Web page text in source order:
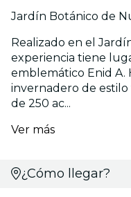
Jardín Botánico de
Realizado en el
experiencia tiene
emblemático Enid
invernadero de
de 250 ac...
Ver más
¿Cómo llegar?